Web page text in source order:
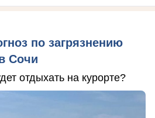
по загрязнению
Сочи
отдыхать на курорте?